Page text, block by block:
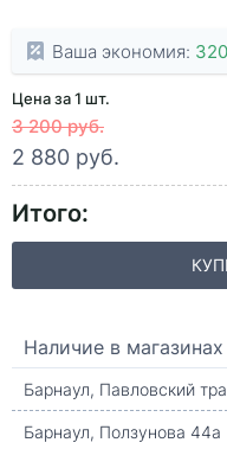
Ваша экономия:
Цена за 1 шт.
3 200 руб.
2 880 руб.
Итого:
Наличие в магазинах
Барнаул, Павловский
Барнаул, Ползунова 44а